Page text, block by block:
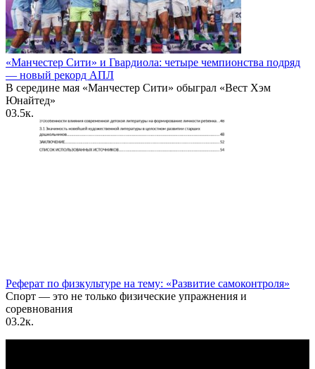
«Манчестер Сити» и Гвардиола: четыре чемпионства подряд
— новый рекорд АПЛ
В середине мая «Манчестер Сити» обыграл «Вест Хэм
Юнайтед»
03.5к.
Реферат по физкультуре на тему: «Развитие самоконтроля»
Спорт — это не только физические упражнения и
соревнования
03.2к.